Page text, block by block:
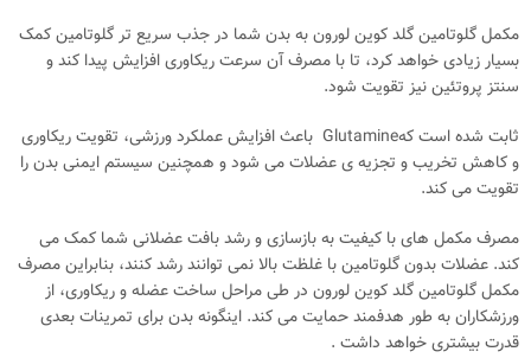
مکمل گلوتامین گلد کوین لورون به بدن شما در جذب سریع تر گلوتامین کمک
بسیار زیادی خواهد کرد، تا با مصرف آن سرعت ریکاوری افزایش پیدا کند و
سنتز پروتئین نیز تقویت شود.
ثابت شده است کهGlutamine باعث افزایش عملکرد ورزشی، تقویت ریکاوری
و کاهش تخریب و تجزیه ی عضلات می شود و همچنین سیستم ایمنی بدن را
تقویت می کند.
مصرف مکمل های با کیفیت به بازسازی و رشد بافت عضلانی شما کمک می
کند. عضلات بدون گلوتامین با غلظت بالا نمی توانند رشد کنند، بنابراین مصرف
مکمل گلوتامین گلد کوین لورون در طی مراحل ساخت عضله و ریکاوری، از
ورزشكاران به طور هدفمند حمایت می كند. اینگونه بدن برای تمرینات بعدی
قدرت بیشتری خواهد داشت .